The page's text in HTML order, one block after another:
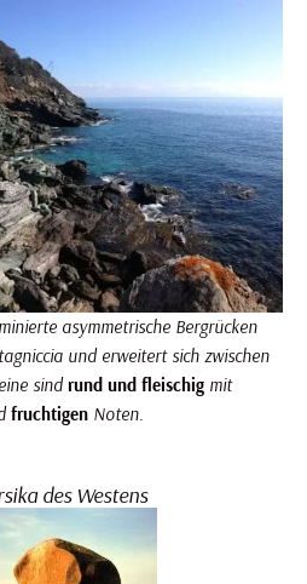
asymmetrische Bergrücken
und erweitert sich zwischen
sindrund und fleischig mit
fruchtigen Noten.
des Westens